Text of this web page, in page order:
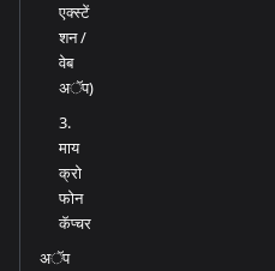
एक्स्टें
शन /
वेब
अॅप)
3.
माय
क्रो
फोन
कॅप्चर
अॅप